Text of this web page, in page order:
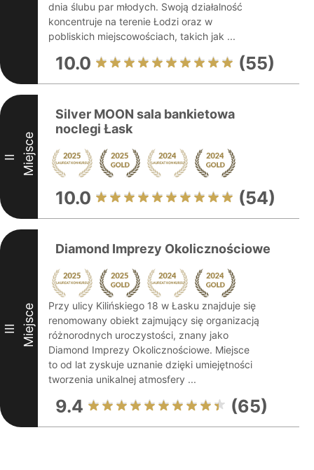
dnia ślubu par młodych. Swoją działalność
koncentruje na terenie Łodzi oraz w
pobliskich miejscowościach, takich jak ...
10.0 (55)
II Miejsce
Silver MOON sala bankietowa
noclegi Łask
10.0 (54)
III Miejsce
Diamond Imprezy Okolicznościowe
Przy ulicy Kilińskiego 18 w Łasku znajduje się
renomowany obiekt zajmujący się organizacją
różnorodnych uroczystości, znany jako
Diamond Imprezy Okolicznościowe. Miejsce
to od lat zyskuje uznanie dzięki umiejętności
tworzenia unikalnej atmosfery ...
9.4 (65)